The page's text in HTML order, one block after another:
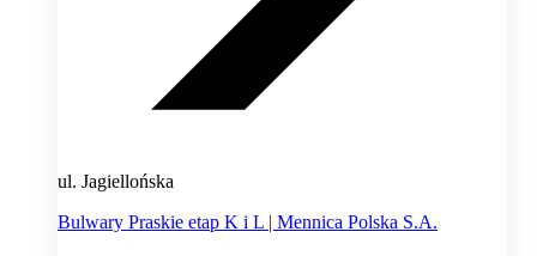
ul. Jagiellońska
Bulwary Praskie etap K i L | Mennica Polska S.A.